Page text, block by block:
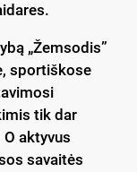
„Žemsodis”
sportiškose
tik dar
aktyvus
savaitės